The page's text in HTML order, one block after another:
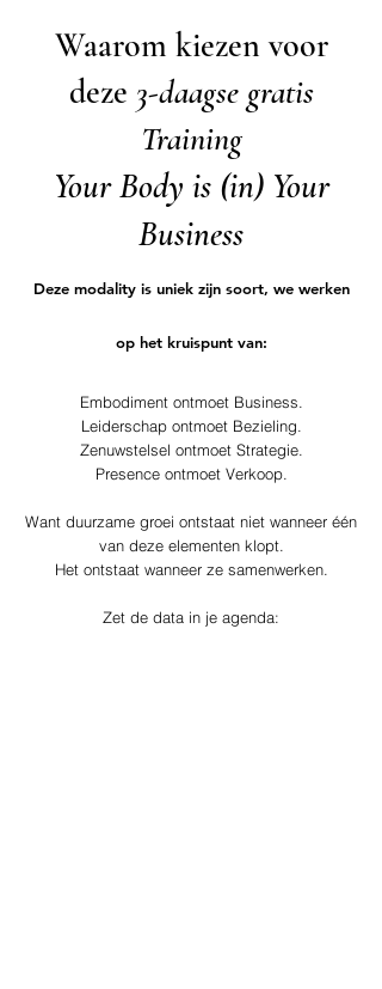
Waarom kiezen voor
deze 3-daagse gratis
Training
Your Body is (in) Your
Business
Deze modality is uniek zijn soort, we werken
op het kruispunt van:
Embodiment ontmoet Business.
Leiderschap ontmoet Bezieling.
Zenuwstelsel ontmoet Strategie.
Presence ontmoet Verkoop.
Want duurzame groei ontstaat niet wanneer één
van deze elementen klopt.
Het ontstaat wanneer ze samenwerken.
Zet de data in je agenda: